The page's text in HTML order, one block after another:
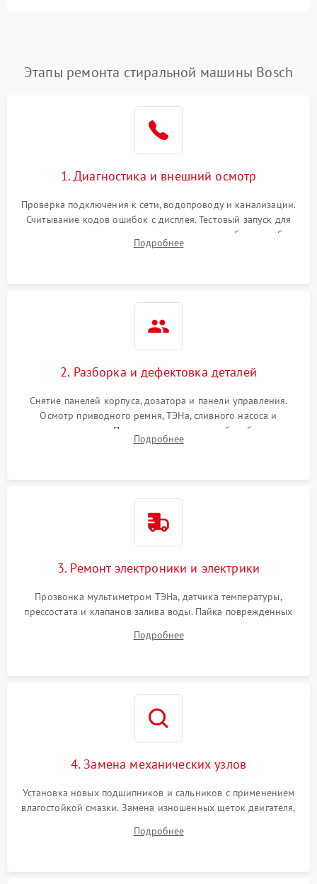
Этапы ремонта стиральной машины Bosch
1. Диагностика и внешний осмотр
Проверка подключения к сети, водопроводу и канализации.
Считывание кодов ошибок с дисплея. Тестовый запуск для
выявления посторонних шумов, протечек или сбоев в работе
электронного модуля управления.
Подробнее
2. Разборка и дефектовка деталей
Снятие панелей корпуса, дозатора и панели управления.
Осмотр приводного ремня, ТЭНа, сливного насоса и
амортизаторов. Проверка подшипников барабана и
крестовины на износ, а манжеты люка на разрывы.
Подробнее
3. Ремонт электроники и электрики
Прозвонка мультиметром ТЭНа, датчика температуры,
прессостата и клапанов залива воды. Пайка поврежденных
Восстановление целостности проводки и контактов.
Подробнее
4. Замена механических узлов
Установка новых подшипников и сальников с применением
влагостойкой смазки. Замена изношенных щеток двигателя,
или поврежденной резиновой манжеты.
Подробнее